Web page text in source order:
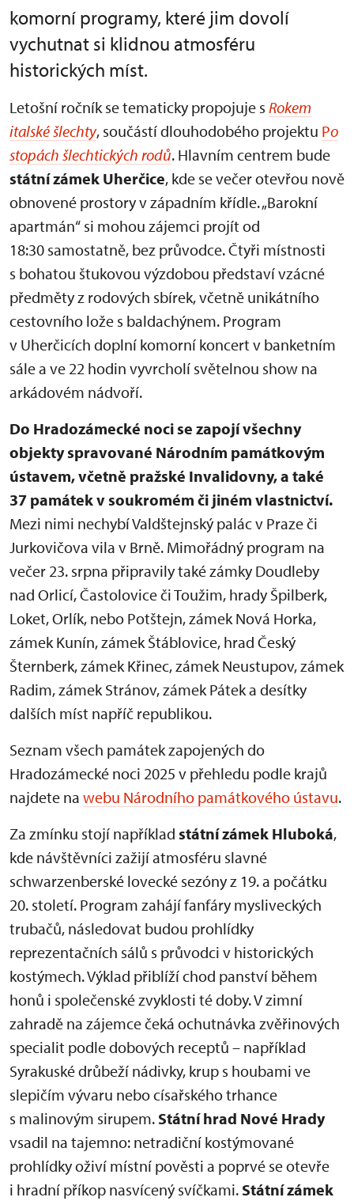
komorní programy, které jim dovolí
vychutnat si klidnou atmosféru
historických míst.
Letošní ročník se tematicky propojuje s Rokem
italské šlechty, součástí dlouhodobého projektu Po
stopách šlechtických rodů. Hlavním centrem bude
státní zámek Uherčice, kde se večer otevřou nově
obnovené prostory v západním křídle. „Barokní
apartmán“ si mohou zájemci projít od
18:30 samostatně, bez průvodce. Čtyři místnosti
s bohatou štukovou výzdobou představí vzácné
předměty z rodových sbírek, včetně unikátního
cestovního lože s baldachýnem. Program
v Uherčicích doplní komorní koncert v banketním
sále a ve 22 hodin vyvrcholí světelnou show na
arkádovém nádvoří.
Do Hradozámecké noci se zapojí všechny
objekty spravované Národním památkovým
ústavem, včetně pražské Invalidovny, a také
37 památek v soukromém či jiném vlastnictví.
Mezi nimi nechybí Valdštejnský palác v Praze či
Jurkovičova vila v Brně. Mimořádný program na
večer 23. srpna připravily také zámky Doudleby
nad Orlicí, Častolovice či Toužim, hrady Špilberk,
Loket, Orlík, nebo Potštejn, zámek Nová Horka,
zámek Kunín, zámek Štáblovice, hrad Český
Šternberk, zámek Křinec, zámek Neustupov, zámek
Radim, zámek Stránov, zámek Pátek a desítky
dalších míst napříč republikou.
Seznam všech památek zapojených do
Hradozámecké noci 2025 v přehledu podle krajů
najdete na webu Národního památkového ústavu.
Za zmínku stojí například státní zámek Hluboká,
kde návštěvníci zažijí atmosféru slavné
schwarzenberské lovecké sezóny z 19. a počátku
20. století. Program zahájí fanfáry mysliveckých
trubačů, následovat budou prohlídky
reprezentačních sálů s průvodci v historických
kostýmech. Výklad přiblíží chod panství během
honů i společenské zvyklosti té doby. V zimní
zahradě na zájemce čeká ochutnávka zvěřinových
specialit podle dobových receptů – například
Syrakuské drůbeží nádivky, krup s houbami ve
slepičím vývaru nebo císařského trhance
s malinovým sirupem. Státní hrad Nové Hrady
vsadil na tajemno: netradiční kostýmované
prohlídky oživí místní pověsti a poprvé se otevře
i hradní příkop nasvícený svíčkami. Státní zámek